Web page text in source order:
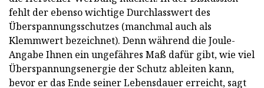
fehlt der ebenso wichtige Durchlasswert des
Überspannungsschutzes (manchmal auch als
Klemmwert bezeichnet). Denn während die Joule-
Angabe Ihnen ein ungefähres Maß dafür gibt, wie viel
Überspannungsenergie der Schutz ableiten kann,
bevor er das Ende seiner Lebensdauer erreicht, sagt